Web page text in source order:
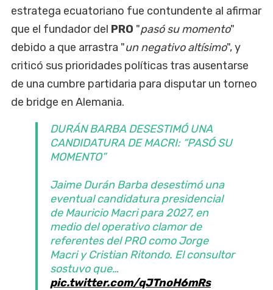
estratega ecuatoriano fue contundente al afirmar
que el fundador del PRO "pasó su momento"
debido a que arrastra "un negativo altísimo", y
criticó sus prioridades políticas tras ausentarse
de una cumbre partidaria para disputar un torneo
de bridge en Alemania.
DURÁN BARBA DESESTIMÓ UNA
CANDIDATURA DE MACRI: “PASÓ SU
MOMENTO”
Jaime Durán Barba desestimó una
eventual candidatura presidencial
de Mauricio Macri para 2027, en
medio del operativo clamor de
referentes del PRO como Jorge
Macri y Cristian Ritondo. El consultor
sostuvo que…
pic.twitter.com/qJTnoH6mRs